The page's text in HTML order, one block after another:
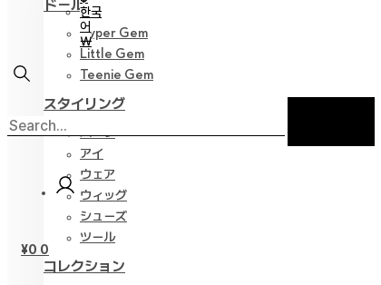
ドール
Hyper Gem
Little Gem
Teenie Gem
スタイリング
パーツ
アイ
ウェア
ウィッグ
シューズ
ツール
コレクション
한국
어
￦
¥0 0